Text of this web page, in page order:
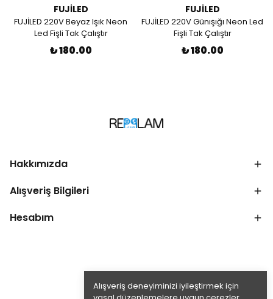
Alışveriş deneyiminizi iyileştirmek için
FUJİLED
FUJİLED 220V Beyaz Işık Neon
Led Fişli Tak Çalıştır
₺ 180.00
FUJİLED
FUJİLED 220V Günışığı Neon Led
Fişli Tak Çalıştır
₺ 180.00
Hakkımızda
Alışveriş Bilgileri
Hesabım